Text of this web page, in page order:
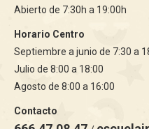
Abierto de 7:30h a 19:00h
Horario Centro
Septiembre a junio de 7:30 a
Julio de 8:00 a 18:00
Agosto de 8:00 a 16:00
Contacto